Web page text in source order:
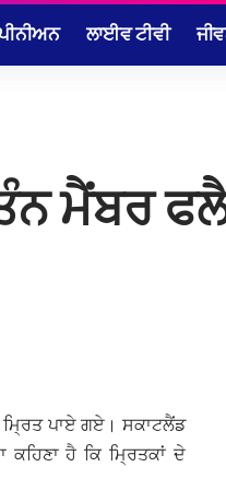
ਲਾਈਵ ਟੀਵੀ
ਮੈਂਬਰ
ਮ੍ਰਿਤ ਪਾਏ ਗਏ। ਸਕਾਟਲੈਂਡ
ਹੈ ਕਿ ਮ੍ਰਿਤਕਾਂ ਦੇ